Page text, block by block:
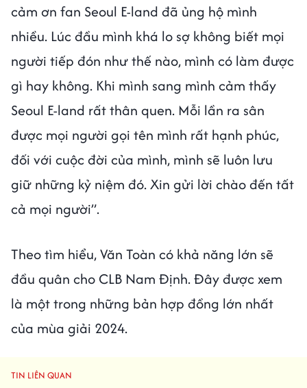
cảm ơn fan Seoul E-land đã ủng hộ mình
nhiều. Lúc đầu mình khá lo sợ không biết mọi
người tiếp đón như thế nào, mình có làm được
gì hay không. Khi mình sang mình cảm thấy
Seoul E-land rất thân quen. Mỗi lần ra sân
được mọi người gọi tên mình rất hạnh phúc,
đối với cuộc đời của mình, mình sẽ luôn lưu
giữ những kỷ niệm đó. Xin gửi lời chào đến tất
cả mọi người”.
Theo tìm hiểu, Văn Toàn có khả năng lớn sẽ
đầu quân cho CLB Nam Định. Đây được xem
là một trong những bản hợp đồng lớn nhất
của mùa giải 2024.
TIN LIÊN QUAN